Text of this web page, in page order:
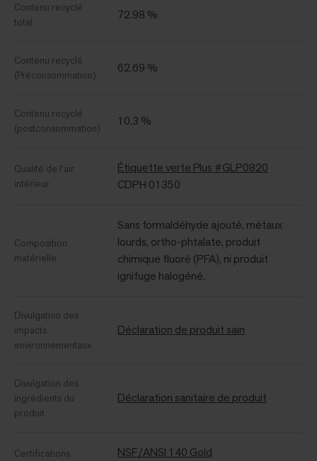
Contenu recyclé
total
72.98 %
Contenu recyclé
(Préconsommation)
62.69 %
Contenu recyclé
(postconsommation)
10.3 %
Qualité de l’air
intérieur
Étiquette verte Plus #GLP0820
CDPH 01350
Composition
matérielle
Sans formaldéhyde ajouté, métaux
lourds, ortho-phtalate, produit
chimique fluoré (PFA), ni produit
ignifuge halogéné.
Divulgation des
impacts
environnementaux
Déclaration de produit sain
Divulgation des
ingrédients du
produit
Déclaration sanitaire de produit
Certifications
NSF/ANSI 140 Gold